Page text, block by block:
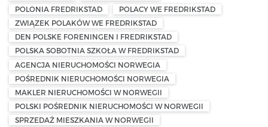
POLONIA FREDRIKSTAD
POLACY WE FREDRIKSTAD
ZWIĄZEK POLAKÓW WE FREDRIKSTAD
DEN POLSKE FORENINGEN I FREDRIKSTAD
POLSKA SOBOTNIA SZKOŁA W FREDRIKSTAD
AGENCJA NIERUCHOMOŚCI NORWEGIA
POŚREDNIK NIERUCHOMOŚCI NORWEGIA
MAKLER NIERUCHOMOŚCI W NORWEGII
POLSKI POŚREDNIK NIERUCHOMOŚCI W NORWEGII
SPRZEDAŻ MIESZKANIA W NORWEGII